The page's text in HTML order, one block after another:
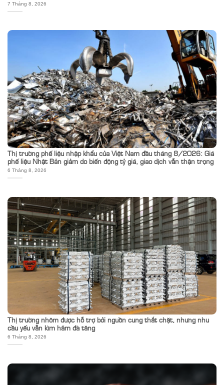
7 Tháng 8, 2026
Thị trường phế liệu nhập khẩu của Việt Nam đầu tháng 8/2026: Giá
phế liệu Nhật Bản giảm do biến động tỷ giá, giao dịch vẫn thận trọng
6 Tháng 8, 2026
Thị trường nhôm được hỗ trợ bởi nguồn cung thắt chặt, nhưng nhu
cầu yếu vẫn kìm hãm đà tăng
6 Tháng 8, 2026